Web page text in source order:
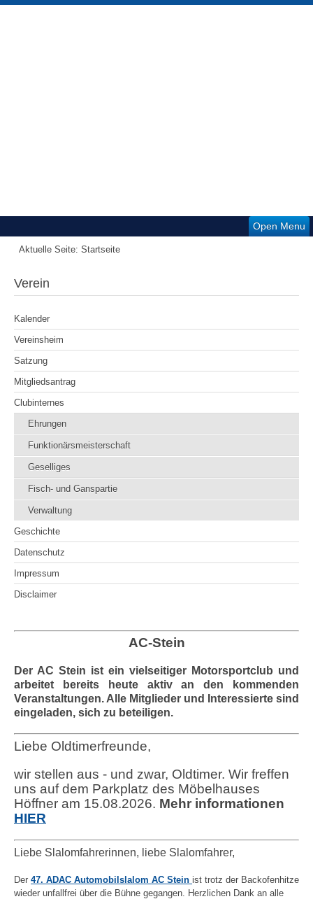
Open Menu
Aktuelle Seite: Startseite
Verein
Kalender
Vereinsheim
Satzung
Mitgliedsantrag
Clubinternes
Ehrungen
Funktionärsmeisterschaft
Geselliges
Fisch- und Ganspartie
Verwaltung
Geschichte
Datenschutz
Impressum
Disclaimer
AC-Stein
Der AC Stein ist ein vielseitiger Motorsportclub und
arbeitet bereits heute aktiv an den kommenden
Veranstaltungen. Alle Mitglieder und Interessierte sind
eingeladen, sich zu beteiligen.
Liebe Oldtimerfreunde,
wir stellen aus - und zwar, Oldtimer. Wir freffen
uns auf dem Parkplatz des Möbelhauses
Höffner am 15.08.2026. Mehr informationen
HIER
Liebe Slalomfahrerinnen, liebe Slalomfahrer,
Der 47. ADAC Automobilslalom AC Stein ist trotz der Backofenhitze
wieder unfallfrei über die Bühne gegangen. Herzlichen Dank an alle